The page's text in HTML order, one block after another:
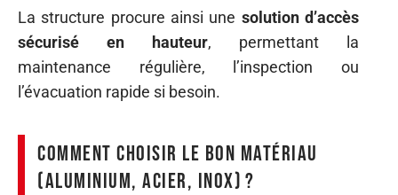
La structure procure ainsi une solution d’accès
sécurisé en hauteur, permettant la
maintenance régulière, l’inspection ou
l’évacuation rapide si besoin.
Comment choisir le bon matériau
(aluminium, acier, inox) ?